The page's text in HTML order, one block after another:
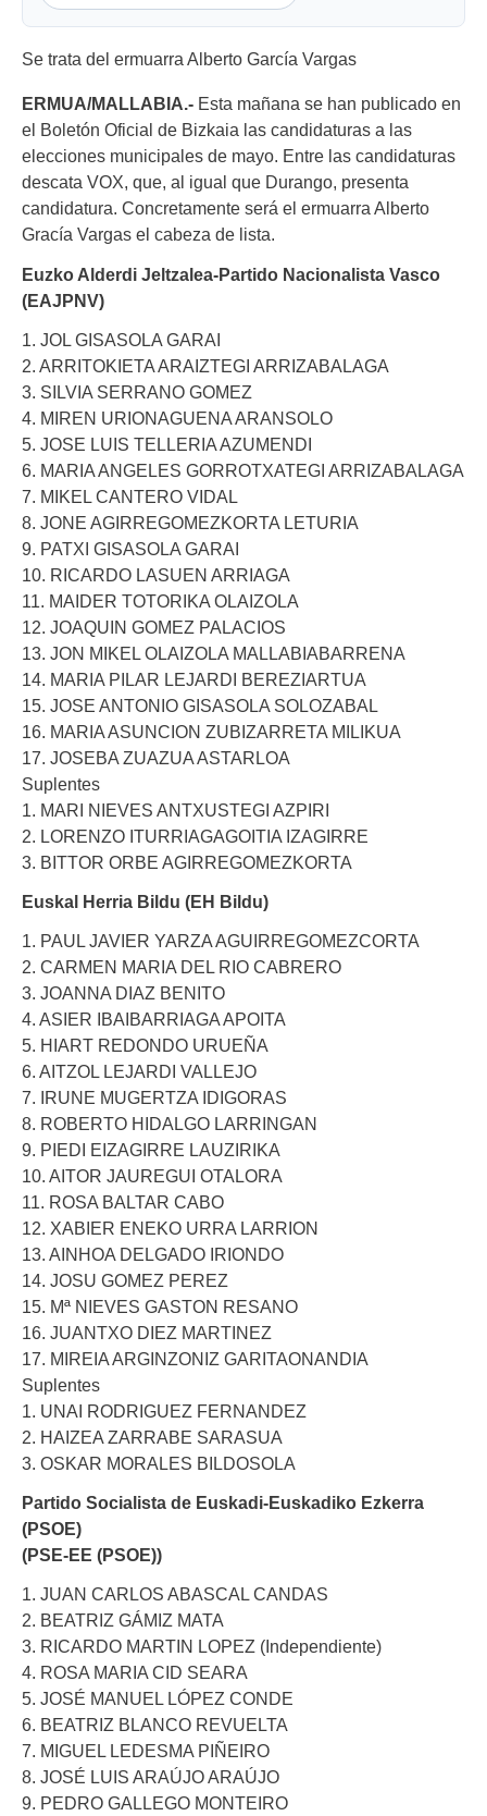
Se trata del ermuarra Alberto García Vargas
ERMUA/MALLABIA.- Esta mañana se han publicado en
el Boletón Oficial de Bizkaia las candidaturas a las
elecciones municipales de mayo. Entre las candidaturas
descata VOX, que, al igual que Durango, presenta
candidatura. Concretamente será el ermuarra Alberto
Gracía Vargas el cabeza de lista.
Euzko Alderdi Jeltzalea-Partido Nacionalista Vasco
(EAJPNV)
1. JOL GISASOLA GARAI
2. ARRITOKIETA ARAIZTEGI ARRIZABALAGA
3. SILVIA SERRANO GOMEZ
4. MIREN URIONAGUENA ARANSOLO
5. JOSE LUIS TELLERIA AZUMENDI
6. MARIA ANGELES GORROTXATEGI ARRIZABALAGA
7. MIKEL CANTERO VIDAL
8. JONE AGIRREGOMEZKORTA LETURIA
9. PATXI GISASOLA GARAI
10. RICARDO LASUEN ARRIAGA
11. MAIDER TOTORIKA OLAIZOLA
12. JOAQUIN GOMEZ PALACIOS
13. JON MIKEL OLAIZOLA MALLABIABARRENA
14. MARIA PILAR LEJARDI BEREZIARTUA
15. JOSE ANTONIO GISASOLA SOLOZABAL
16. MARIA ASUNCION ZUBIZARRETA MILIKUA
17. JOSEBA ZUAZUA ASTARLOA
Suplentes
1. MARI NIEVES ANTXUSTEGI AZPIRI
2. LORENZO ITURRIAGAGOITIA IZAGIRRE
3. BITTOR ORBE AGIRREGOMEZKORTA
Euskal Herria Bildu (EH Bildu)
1. PAUL JAVIER YARZA AGUIRREGOMEZCORTA
2. CARMEN MARIA DEL RIO CABRERO
3. JOANNA DIAZ BENITO
4. ASIER IBAIBARRIAGA APOITA
5. HIART REDONDO URUEÑA
6. AITZOL LEJARDI VALLEJO
7. IRUNE MUGERTZA IDIGORAS
8. ROBERTO HIDALGO LARRINGAN
9. PIEDI EIZAGIRRE LAUZIRIKA
10. AITOR JAUREGUI OTALORA
11. ROSA BALTAR CABO
12. XABIER ENEKO URRA LARRION
13. AINHOA DELGADO IRIONDO
14. JOSU GOMEZ PEREZ
15. Mª NIEVES GASTON RESANO
16. JUANTXO DIEZ MARTINEZ
17. MIREIA ARGINZONIZ GARITAONANDIA
Suplentes
1. UNAI RODRIGUEZ FERNANDEZ
2. HAIZEA ZARRABE SARASUA
3. OSKAR MORALES BILDOSOLA
Partido Socialista de Euskadi-Euskadiko Ezkerra
(PSOE)
(PSE-EE (PSOE))
1. JUAN CARLOS ABASCAL CANDAS
2. BEATRIZ GÁMIZ MATA
3. RICARDO MARTIN LOPEZ (Independiente)
4. ROSA MARIA CID SEARA
5. JOSÉ MANUEL LÓPEZ CONDE
6. BEATRIZ BLANCO REVUELTA
7. MIGUEL LEDESMA PIÑEIRO
8. JOSÉ LUIS ARAÚJO ARAÚJO
9. PEDRO GALLEGO MONTEIRO